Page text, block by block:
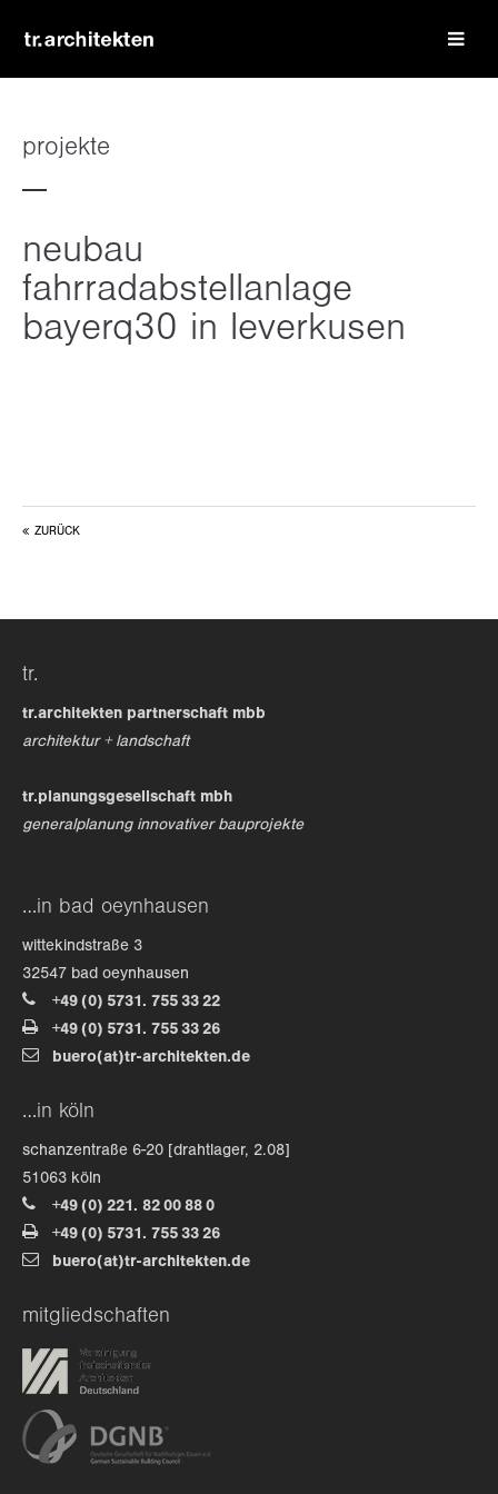
passwort
get in touch
376-293 city road, suite 600
san francisco, ca 94102
+44 1234 567 890
drop us a line
info@yourdomain.com
about us
lorem ipsum dolor sit amet, consectetuer
aenean commodo ligula eget dolor. aenean massa. cum
sociis natoque penatibus et magnis dis parturient
montes, nascetur ridiculus mus. donec quam felis,
ultricies nec.
projekte
neubau
fahrradabstellanlage
bayerq30 in leverkusen
ZURÜCK
tr.
tr.architekten partnerschaft mbb
architektur + landschaft
tr.planungsgesellschaft mbh
generalplanung innovativer bauprojekte
…in bad oeynhausen
wittekindstraße 3
32547 bad oeynhausen
+49 (0) 5731. 755 33 22
+49 (0) 5731. 755 33 26
buero(at)tr-architekten.de
…in köln
schanzentraße 6-20 [drahtlager, 2.08]
51063 köln
+49 (0) 221. 82 00 88 0
+49 (0) 5731. 755 33 26
buero(at)tr-architekten.de
mitgliedschaften